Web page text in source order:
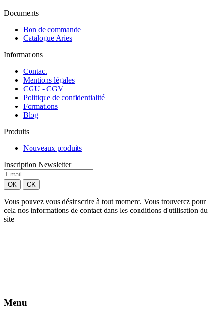
Documents
Bon de commande
Catalogue Aries
Informations
Contact
Mentions légales
CGU - CGV
Politique de confidentialité
Formations
Blog
Produits
Nouveaux produits
Inscription Newsletter
Vous pouvez vous désinscrire à tout moment. Vous trouverez pour
cela nos informations de contact dans les conditions d'utilisation du
site.
Menu